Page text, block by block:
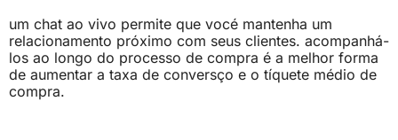
um chat ao vivo permite que vocé mantenha um
relacionamento próximo com seus clientes. acompanhá-
los ao longo do processo de compra é a melhor forma
de aumentar a taxa de conversço e o tíquete médio de
compra.